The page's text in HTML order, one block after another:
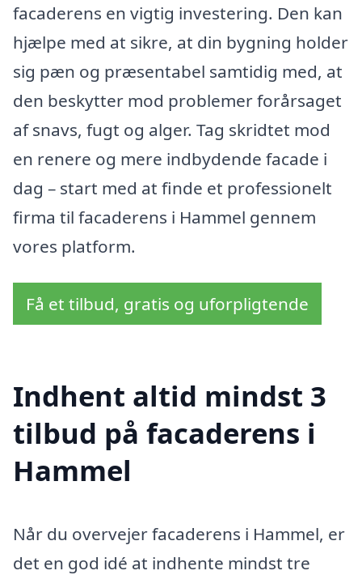
facaderens en vigtig investering. Den kan
hjælpe med at sikre, at din bygning holder
sig pæn og præsentabel samtidig med, at
den beskytter mod problemer forårsaget
af snavs, fugt og alger. Tag skridtet mod
en renere og mere indbydende facade i
dag – start med at finde et professionelt
firma til facaderens i Hammel gennem
vores platform.
Få et tilbud, gratis og uforpligtende
Indhent altid mindst 3
tilbud på facaderens i
Hammel
Når du overvejer facaderens i Hammel, er
det en god idé at indhente mindst tre